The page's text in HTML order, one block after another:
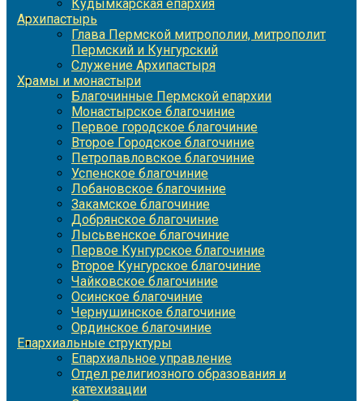
Кудымкарская епархия
Архипастырь
Глава Пермской митрополии, митрополит
Пермский и Кунгурский
Служение Архипастыря
Храмы и монастыри
Благочинные Пермской епархии
Монастырское благочиние
Первое городское благочиние
Второе Городское благочиние
Петропавловское благочиние
Успенское благочиние
Лобановское благочиние
Закамское благочиние
Добрянское благочиние
Лысьвенское благочиние
Первое Кунгурское благочиние
Второе Кунгурское благочиние
Чайковское благочиние
Осинское благочиние
Чернушинское благочиние
Ординское благочиние
Епархиальные структуры
Епархиальное управление
Отдел религиозного образования и
катехизации